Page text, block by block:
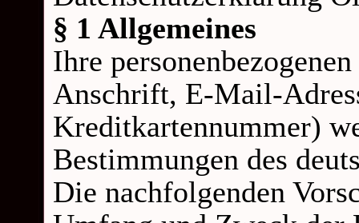
§ 1 Allgemeines
Ihre
Anschrift, E-Mail-
Kreditkartennummer)
Bestimmungen des
Die nachfolgenden